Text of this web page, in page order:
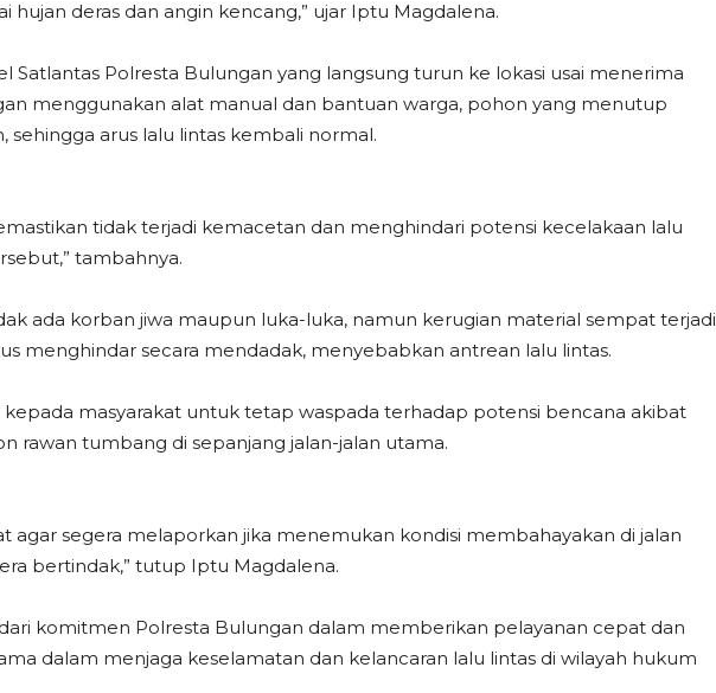
hujan deras dan angin kencang,” ujar Iptu Magdalena.
Satlantas Polresta Bulungan yang langsung turun ke lokasi usai menerima
menggunakan alat manual dan bantuan warga, pohon yang menutup
sehingga arus lalu lintas kembali normal.
tidak terjadi kemacetan dan menghindari potensi kecelakaan lalu
tambahnya.
ada korban jiwa maupun luka-luka, namun kerugian material sempat terjadi
menghindar secara mendadak, menyebabkan antrean lalu lintas.
masyarakat untuk tetap waspada terhadap potensi bencana akibat
rawan tumbang di sepanjang jalan-jalan utama.
agar segera melaporkan jika menemukan kondisi membahayakan di jalan
bertindak,” tutup Iptu Magdalena.
komitmen Polresta Bulungan dalam memberikan pelayanan cepat dan
dalam menjaga keselamatan dan kelancaran lalu lintas di wilayah hukum